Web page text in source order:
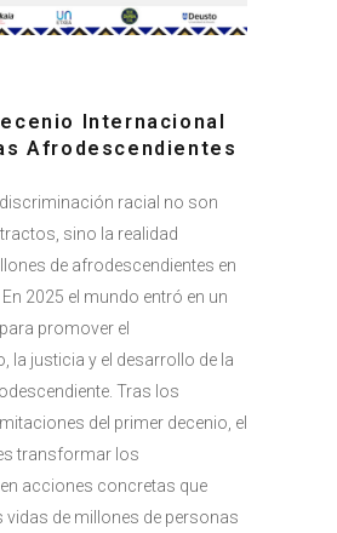
Internacional
Afrodescendientes
racial no son
sino la realidad
de afrodescendientes en
2025 el mundo entró en un
promover el
la justicia y el desarrollo de la
Tras los
del primer decenio, el
transformar los
acciones concretas que
vidas de millones de personas